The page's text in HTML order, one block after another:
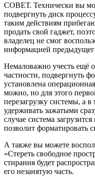
СОВЕТ. Технически вы
подвергнуть диск
таким действиям
продать свой гаджет,
владелец не смог
информацией
Немаловажно учесть ещё
частности, подвергнуть
установлена
можно, но для этого
перезагрузку системы, а
удерживать зажатыми
случае система
позволит форматировать
А также вы можете
«Стереть свободное
стирания будет
его незанятую часть.